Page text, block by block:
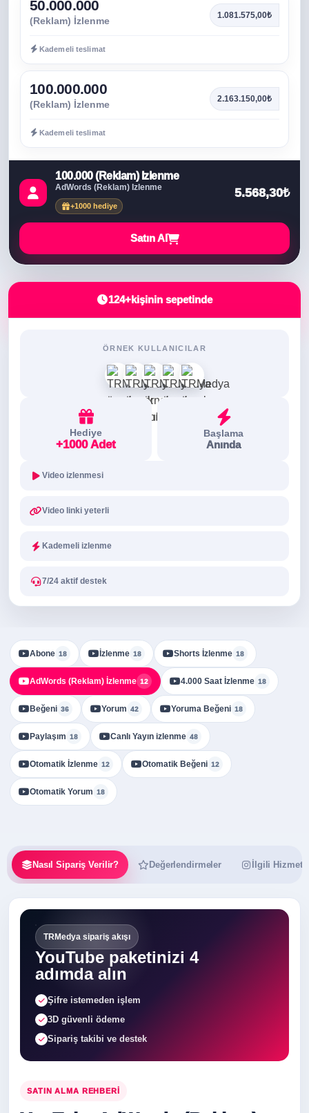
50.000.000
(Reklam) İzlenme 1.081.575,00₺
Kademeli teslimat
100.000.000
(Reklam) İzlenme 2.163.150,00₺
Kademeli teslimat
100.000 (Reklam) İzlenme
AdWords (Reklam) İzlenme
+1000 hediye
5.568,30₺
Satın Al
124+kişinin sepetinde
ÖRNEK KULLANICILAR
Hediye
+1000 Adet
Başlama
Anında
Video izlenmesi
Video linki yeterli
Kademeli izlenme
7/24 aktif destek
Abone 18 İzlenme 18 Shorts İzlenme 18
AdWords (Reklam) İzlenme 12 4.000 Saat İzlenme 18
Beğeni 36 Yorum 42 Yoruma Beğeni 18
Paylaşım 18 Canlı Yayın izlenme 48
Otomatik İzlenme 12 Otomatik Beğeni 12
Otomatik Yorum 18
Nasıl Sipariş Verilir? Değerlendirmeler İlgili
TRMedya sipariş akışı
YouTube paketinizi 4
adımda alın
Şifre istemeden işlem
3D güvenli ödeme
Sipariş takibi ve destek
SATIN ALMA REHBERI